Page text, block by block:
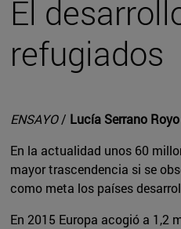
El
refugiados
ENSAYO/ Lucía Serrano Royo
En la actualidad unos 60
mayor trascendencia si se
como meta los países
En 2015 Europa acogió a 1,2